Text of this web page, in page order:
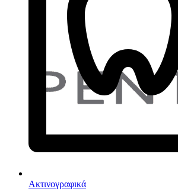
Ακτινογραφικά